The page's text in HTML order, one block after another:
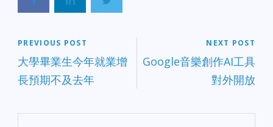
PREVIOUS POST
大學畢業生今年就業增
長預期不及去年
NEXT POST
Google音樂創作AI工具
對外開放